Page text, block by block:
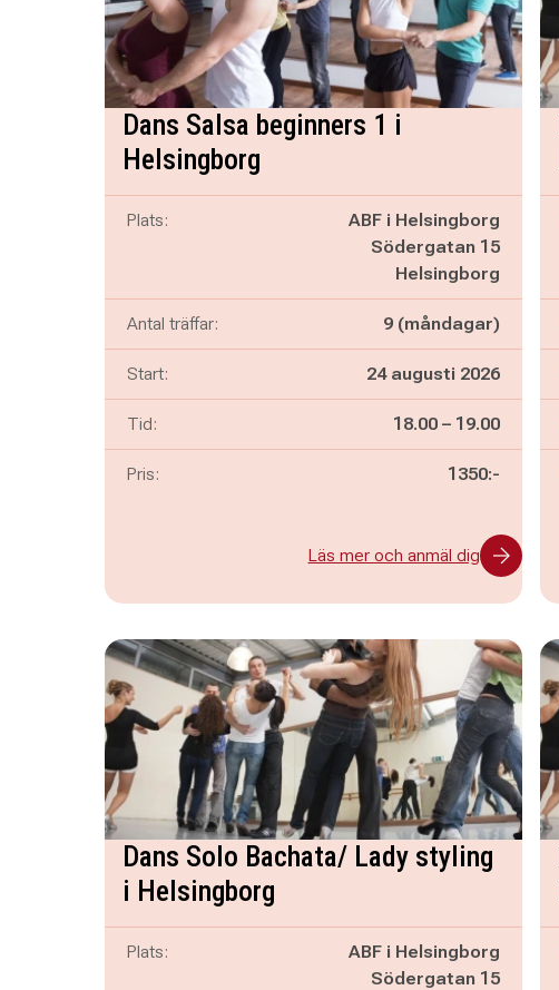
Dans Salsa beginners 1 i
Helsingborg
Plats:
ABF i Helsingborg
Södergatan 15
Helsingborg
Antal träffar: 9 (måndagar)
Start: 24 augusti 2026
Tid: Pågår mellan
18.00 – och
19.00
Pris: 1350:-
Läs mer och anmäl dig
Dans Solo Bachata/ Lady styling
i Helsingborg
Plats:
ABF i Helsingborg
Södergatan 15